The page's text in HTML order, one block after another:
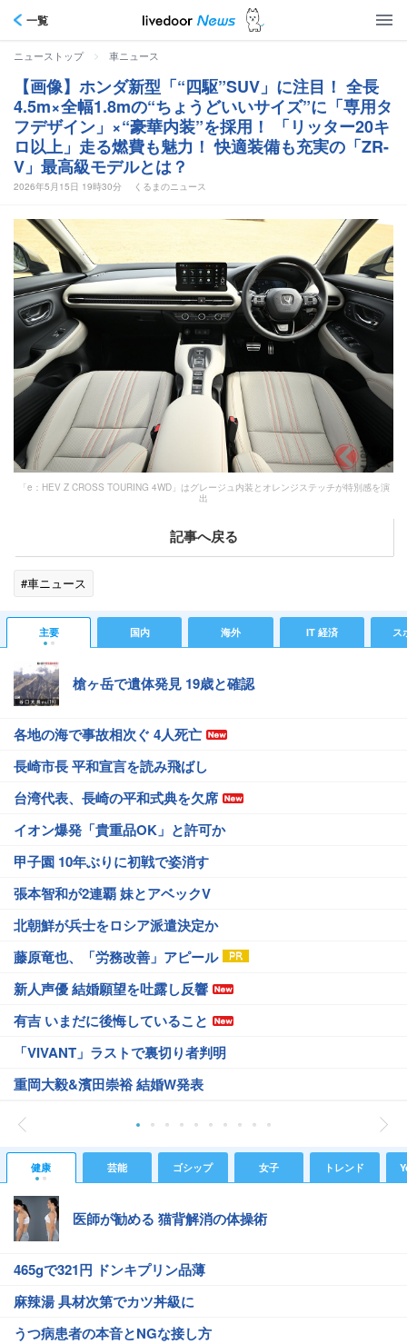
一覧
ニューストップ > 車ニュース
【画像】ホンダ新型「“四駆”SUV」に注目！ 全長
4.5m×全幅1.8mの“ちょうどいいサイズ”に「専用タ
フデザイン」×“豪華内装”を採用！ 「リッター20キ
ロ以上」走る燃費も魅力！ 快適装備も充実の「ZR-
V」最高級モデルとは？
2026年5月15日 19時30分 くるまのニュース
「e：HEV Z CROSS TOURING 4WD」はグレージュ内装とオレンジステッチが特別感を演
出
記事へ戻る
#車ニュース
主要 国内 海外 IT 経済 ス
槍ヶ岳で遺体発見 19歳と確認
各地の海で事故相次ぐ 4人死亡
長崎市長 平和宣言を読み飛ばし
台湾代表、長崎の平和式典を欠席
イオン爆発「貴重品OK」と許可か
甲子園 10年ぶりに初戦で姿消す
張本智和が2連覇 妹とアベックV
北朝鮮が兵士をロシア派遣決定か
藤原竜也、「労務改善」アピール
新人声優 結婚願望を吐露し反響
有吉 いまだに後悔していること
「VIVANT」ラストで裏切り者判明
重岡大毅&濱田崇裕 結婚W発表
健康 芸能 ゴシップ 女子 トレンド
医師が勧める 猫背解消の体操術
465gで321円 ドンキプリン品薄
麻辣湯 具材次第でカツ丼級に
うつ病患者の本音とNGな接し方